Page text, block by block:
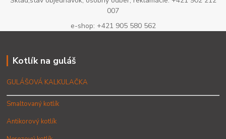
007
e-shop: +421 905 580 562
Kotlík na guláš
GULÁŠOVÁ KALKULAČKA
Smaltovaný kotlík
Antikorový kotlík